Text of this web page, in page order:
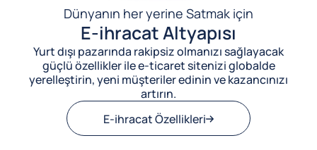
Dünyanın her yerine Satmak için
E-ihracat Altyapısı
Yurt dışı pazarında rakipsiz olmanızı sağlayacak
güçlü özellikler ile e-ticaret sitenizi globalde
yerelleştirin, yeni müşteriler edinin ve kazancınızı
artırın.
E-ihracat Özellikleri